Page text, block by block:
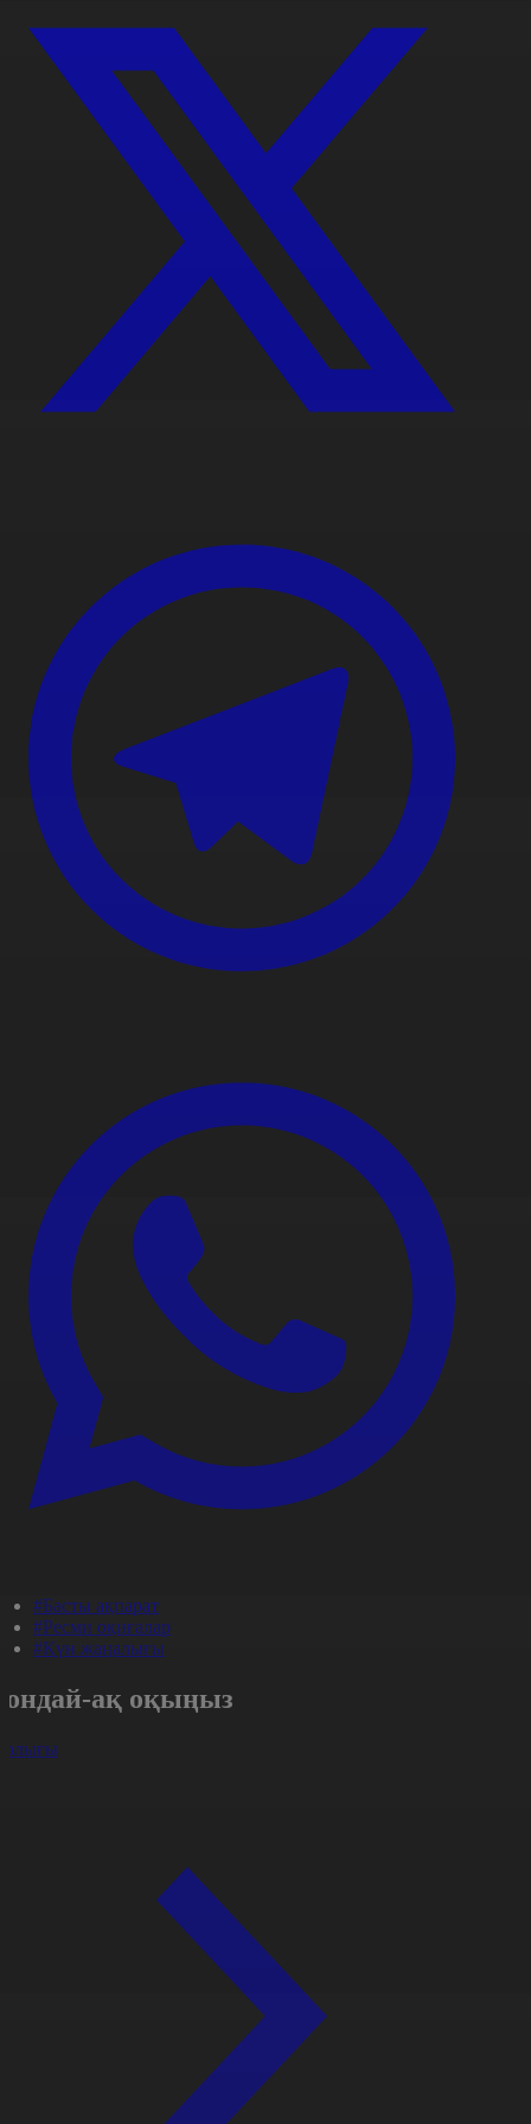
#Басты ақпарат
#Ресми оқиғалар
#Күн жаңалығы
ақ оқыңыз